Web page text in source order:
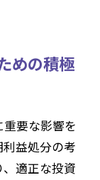
めの積極
要な影響を
益処分の考
適正な投資